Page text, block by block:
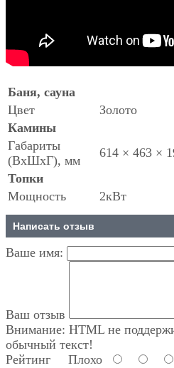
Баня, сауна
Цвет
Золото
Камины
Габариты
(ВхШхГ), мм
614 × 463 ×
Топки
Мощность
2кВт
Написать отзыв
Ваше имя:
Ваш отзыв
Внимание: HTML не
обычный текст!
Рейтинг Плохо